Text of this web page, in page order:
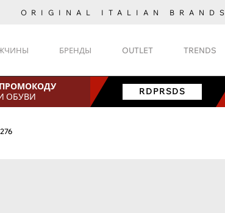
ORIGINAL ITALIAN BRANDS
БРЕНДЫ OUTLET TRENDS
ПРОМОКОДУ
ОБУВИ
RDPRSDS